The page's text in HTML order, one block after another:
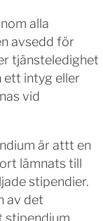
alla
avsedd för
tjänsteledighet
ett intyg eller
vid
är attt en
lämnats till
stipendier.
av det
stipendium